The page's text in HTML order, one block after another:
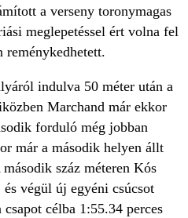
a verseny toronymagas
meglepetéssel ért volna fel
reménykedhetett.
indulva 50 méter után a
Marchand már ekkor
forduló még jobban
már a második helyen állt
száz méteren Kós
végül új egyéni csúcsot
célba 1:55.34 perces